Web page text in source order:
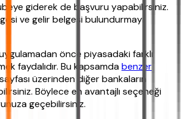
giderek de başvuru yapabilirsiniz.
ve gelir belgesi bulundurmayı
uygulamadan önce piyasadaki farklı
faydalıdır. Bu kapsamdabenzer
sayfası üzerinden diğer bankaların
Böylece en avantajlı seçeneği
geçebilirsiniz.